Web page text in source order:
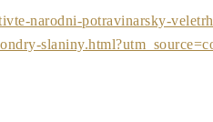
narodni-potravinarsky-